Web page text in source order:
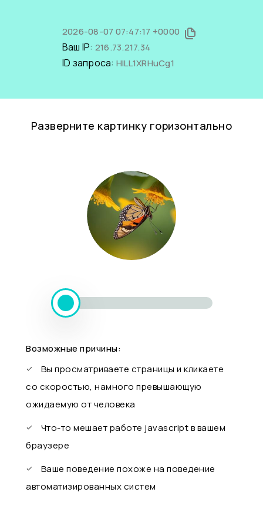
2026-08-07 07:47:17 +0000
Ваш IP: 216.73.217.34
ID запроса: HlLL1XRHuCg1
Разверните картинку горизонтально
Возможные причины:
Вы просматриваете страницы и кликаете
со скоростью, намного превышающую
ожидаемую от человека
Что-то мешает работе javascript в вашем
браузере
Ваше поведение похоже на поведение
автоматизированных систем